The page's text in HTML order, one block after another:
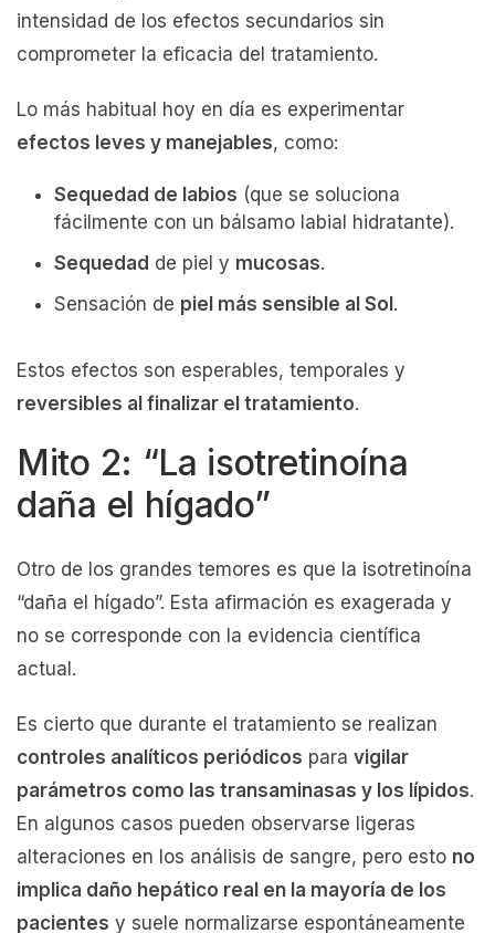
intensidad de los efectos secundarios sin
comprometer la eficacia del tratamiento.
Lo más habitual hoy en día es experimentar
efectos leves y manejables, como:
Sequedad de labios (que se soluciona
fácilmente con un bálsamo labial hidratante).
Sequedad de piel y mucosas.
Sensación de piel más sensible al Sol .
Estos efectos son esperables, temporales y
reversibles al finalizar el tratamiento.
Mito 2: “La isotretinoína
daña el hígado”
Otro de los grandes temores es que la isotretinoína
“daña el hígado”. Esta afirmación es exagerada y
no se corresponde con la evidencia científica
actual.
Es cierto que durante el tratamiento se realizan
controles analíticos periódicos para vigilar
parámetros como las transaminasas y los lípidos.
En algunos casos pueden observarse ligeras
alteraciones en los análisis de sangre, pero esto no
implica daño hepático real en la mayoría de los
pacientes y suele normalizarse espontáneamente